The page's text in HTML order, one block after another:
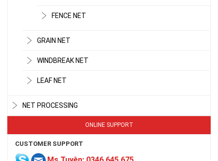
FENCE NET
GRAIN NET
WINDBREAK NET
LEAF NET
NET PROCESSING
ONLINE SUPPORT
CUSTOMER SUPPORT